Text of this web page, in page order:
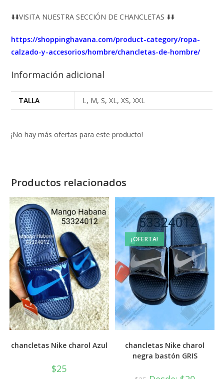
⬇️⬇️VISITA NUESTRA SECCIÓN DE CHANCLETAS ⬇️⬇️
https://shoppinghavana.com/product-category/ropa-
calzado-y-accesorios/hombre/chancletas-de-hombre/
Información adicional
TALLA L, M, S, XL, XS, XXL
¡No hay más ofertas para este producto!
Productos relacionados
chancletas Nike charol Azul
$25
¡OFERTA!
chancletas Nike charol
negra bastón GRIS